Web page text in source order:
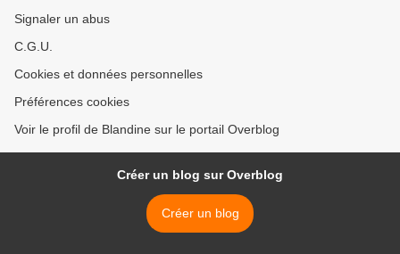
Signaler un abus
C.G.U.
Cookies et données personnelles
Préférences cookies
Voir le profil de Blandine sur le portail Overblog
Créer un blog sur Overblog
Créer un blog